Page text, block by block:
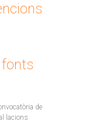
de